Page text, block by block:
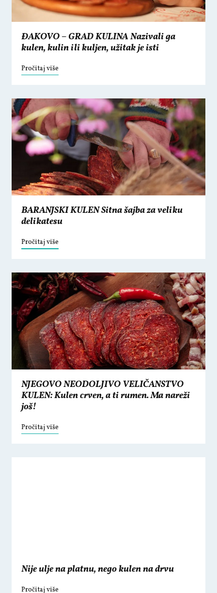
ĐAKOVO – GRAD KULINA Nazivali ga
kulen, kulin ili kuljen, užitak je isti
Pročitaj više
BARANJSKI KULEN Sitna šajba za veliku
delikatesu
Pročitaj više
NJEGOVO NEODOLJIVO VELIČANSTVO
KULEN: Kulen crven, a ti rumen. Ma nareži
još!
Pročitaj više
Nije ulje na platnu, nego kulen na drvu
Pročitaj više